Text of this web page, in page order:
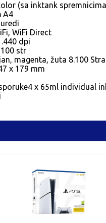
(sa inktank
A4
WiFi Direct
dpi
100 str
magenta, žuta 8.100
x 179 mm
x 65ml individual